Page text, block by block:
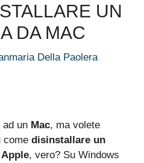
UN
DA MAC
Della Paolera
ad un Mac, ma volete
come disinstallare un
, vero? Su Windows